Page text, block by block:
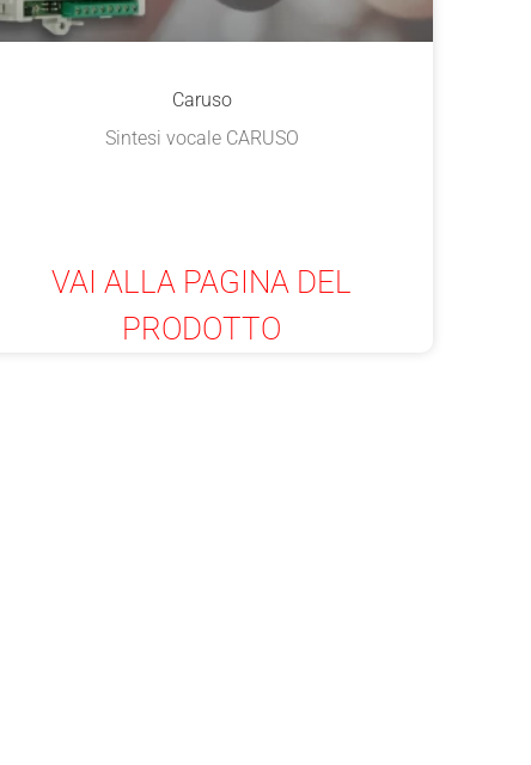
Caruso
Sintesi vocale CARUSO
VAI ALLA PAGINA DEL
PRODOTTO